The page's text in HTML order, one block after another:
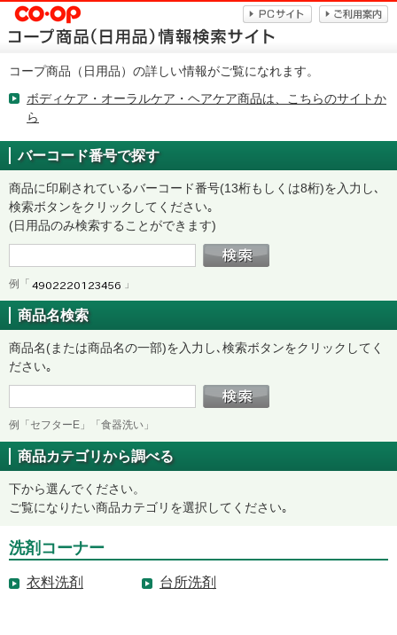
コープ商品（日用品）の詳しい情報がご覧になれます。
ボディケア・オーラルケア・ヘアケア商品は、こちらのサイトか
ら
バーコード番号で探す
商品に印刷されているバーコード番号(13桁もしくは8桁)を入力し､
検索ボタンをクリックしてください｡
(日用品のみ検索することができます)
例「 」
商品名検索
商品名(または商品名の一部)を入力し､検索ボタンをクリックしてく
ださい｡
例「セフターE」「食器洗い」
商品カテゴリから調べる
下から選んでください。
ご覧になりたい商品カテゴリを選択してください｡
洗剤コーナー
衣料洗剤 台所洗剤